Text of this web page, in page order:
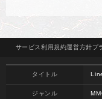
サービス 利用規約運営方針プ
タイトル
ジャンル